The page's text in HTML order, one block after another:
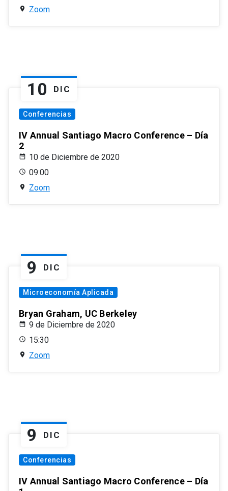
Zoom
10 DIC
Conferencias
IV Annual Santiago Macro Conference – Día
2
10 de Diciembre de 2020
09:00
Zoom
9 DIC
Microeconomía Aplicada
Bryan Graham, UC Berkeley
9 de Diciembre de 2020
15:30
Zoom
9 DIC
Conferencias
IV Annual Santiago Macro Conference – Día